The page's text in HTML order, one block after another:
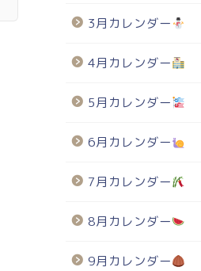
3月カレンダー
4月カレンダー
5月カレンダー
6月カレンダー
7月カレンダー
8月カレンダー
9月カレンダー